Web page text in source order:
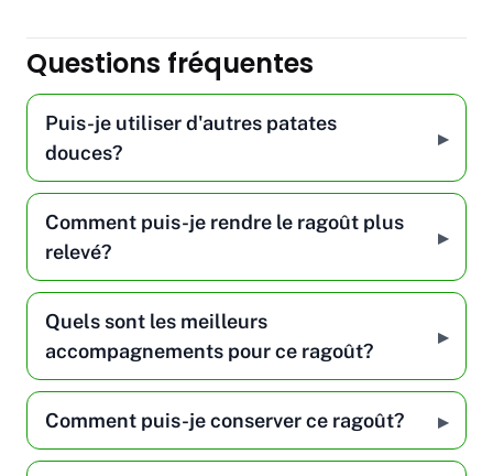
Questions fréquentes
Puis-je utiliser d'autres patates
douces?
Comment puis-je rendre le ragoût plus
relevé?
Quels sont les meilleurs
accompagnements pour ce ragoût?
Comment puis-je conserver ce ragoût?